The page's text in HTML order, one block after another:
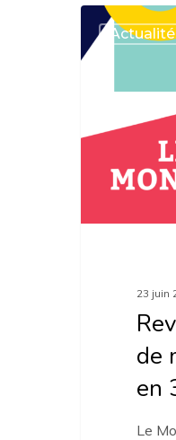
Revoir
les
mon
associations
3
23 juin
de
en
Le